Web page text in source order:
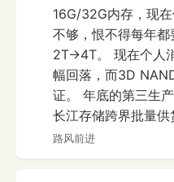
16G/32G内存，现
不够，恨不得每年都
2T→4T。 现在个人
幅回落，而3D
证。 年底的第三生
长江存储跨界批量供
路风前进